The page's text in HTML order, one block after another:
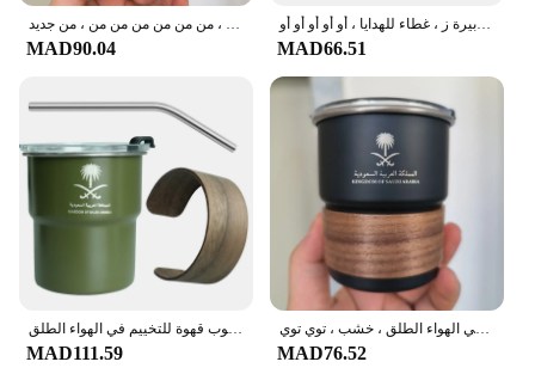
**Versatile and Practical for Everyday Use**
These cups are not just for special occasions; they
are designed for everyday use. Their 100ml
capacity is perfect for serving Arabic coffee or tea,
making them an essential part of your daily routine.
The set includes six cups, each with a matching
saucer, ensuring that you have enough for guests or
for a cozy family gathering. The cups are
microwave and dishwasher safe, making them both
convenient and easy to maintain. Their lightweight
design ensures that they are comfortable to hold and
serve with ease.
**Ideal for Gifting and Wholesale**
الشعار الوطني للسعودية ، كوب بيرة من الفولاذ المقاوم للصدأ ، كوب قهوة للتخييم في الهواء الطلق ، شعار للبيع بالجملة ، من من من من من من ، من جديد
MAD90.04
كوب قهوة من الفولاذ المقاوم للصدأ بشعار وطني بشعار المملكة العربية السعودية ، كوب ماء ، تخييم خارجي ، قش بيرة ز ، غطاء للهدايا ، أو أو أو أو أو
MAD66.51
الشعار الوطني لملكة العربية السعودية شعار جديد كوب من الفولاذ المقاوم للصدأ كوب للبيرة مع غطاء خشب 300 مل كوب قهوة للتخييم في الهواء الطلق
MAD111.59
الشعار الوطني للسعودية ، كوب جديد من الفولاذ المقاوم للصدأ ، كوب بيرة بغطاء ، كوب قهوة للتخييم في الهواء الطلق ، خشب ، توي توي
MAD76.52